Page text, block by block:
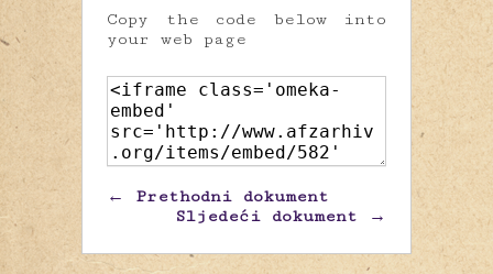
Copy the code below into
your web page
← Prethodni dokument
Sljedeći dokument →